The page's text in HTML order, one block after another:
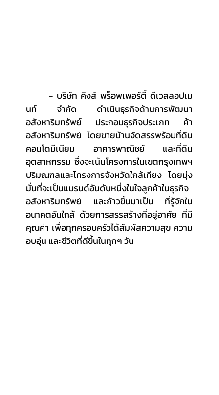
นท์ จำกัด ดำเนินธุรกิจด้านการพัฒนา
อสังหาริมทรัพย์ ประกอบธุรกิจประเภท ค้า
อสังหาริมทรัพย์ โดยขายบ้านจัดสรรพร้อมที่ดิน
คอนโดมีเนียม อาคารพาณิชย์ และที่ดิน
อุตสาหกรรม ซึ่งจะเน้นโครงการในเขตกรุงเทพฯ
ปริมณฑลและโครงการจังหวัดใกล้เคียง โดยมุ่ง
มั่นที่จะเป็นแบรนด์อันดับหนึ่งในใจลูกค้าในธุรกิจ
อสังหาริมทรัพย์ และก้าวขึ้นมาเป็น ที่รู้จักใน
อนาคตอันใกล้ ด้วยการสรรสร้างที่อยู่อาศัย ที่มี
คุณค่า เพื่อทุกครอบครัวได้สัมผัสความสุข ความ
อบอุ่น และชีวิตที่ดีขึ้นในทุกๆ วัน